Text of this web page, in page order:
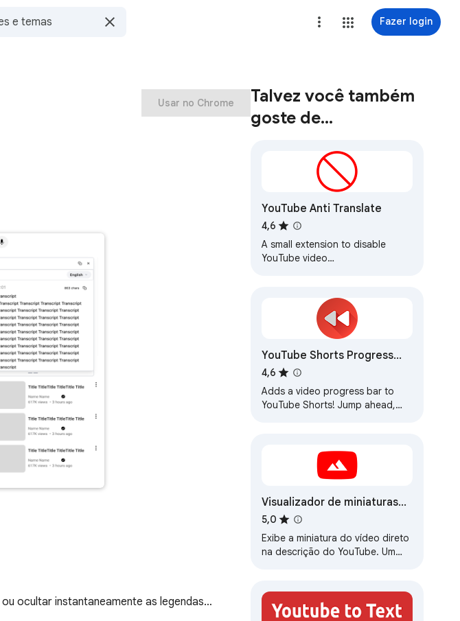
Fazer login
Usar no Chrome
ocultar instantaneamente as legendas…
Talvez você também
goste de…
YouTube Anti Translate
4,6
A small extension to disable
YouTube video
YouTube Shorts Progress
Bar
4,6
Adds a video progress bar to
YouTube Shorts! Jump ahead,
Visualizador de miniaturas
do YouTube
5,0
Exibe a miniatura do vídeo direto
na descrição do YouTube. Um